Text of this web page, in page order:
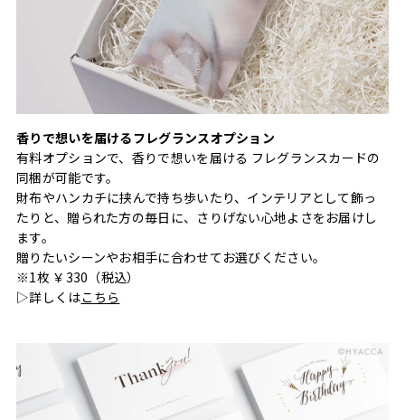
香りで想いを届けるフレグランスオプション
有料オプションで、香りで想いを届ける フレグランスカードの
同梱が可能です。
財布やハンカチに挟んで持ち歩いたり、インテリアとして飾っ
たりと、贈られた方の毎日に、さりげない心地よさをお届けし
ます。
贈りたいシーンやお相手に合わせてお選びください。
※1枚 ￥330（税込）
▷詳しくはこちら